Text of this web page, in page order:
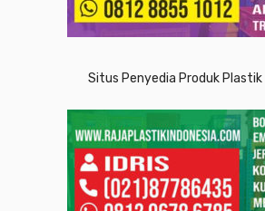
Situs Penyedia Produk